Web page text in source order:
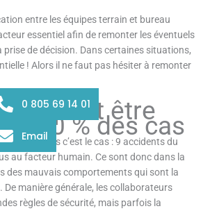
entre les équipes terrain et bureau
essentiel afin de remonter les éventuels
prise de décision. Dans certaines situations,
! Alors il ne faut pas hésiter à remonter
peut être
90 % des cas
élevé, mais c’est le cas : 9 accidents du
au facteur humain. Ce sont donc dans la
des mauvais comportements qui sont la
De manière générale, les collaborateurs
règles de sécurité, mais parfois la
0 805 69 14 01
Email